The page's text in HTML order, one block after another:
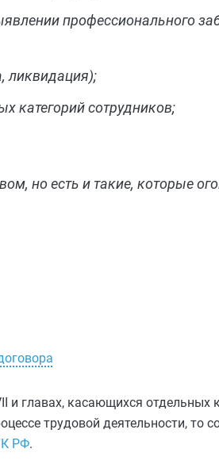
профессионального
ликвидация);
категорий сотрудников;
но есть и такие, которые
главах, касающихся отдельных
трудовой деятельности, то
РФ.